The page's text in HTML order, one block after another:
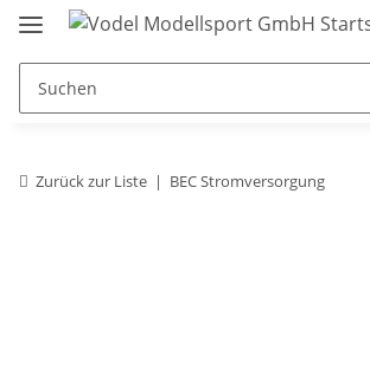
Zurück zur Liste BEC Stromversorgung